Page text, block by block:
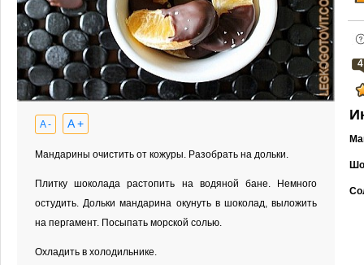
A - A +
Мандарины очистить от кожуры. Разобрать на дольки.
Плитку шоколада растопить на водяной бане. Немного
остудить. Дольки мандарина окунуть в шоколад, выложить
на пергамент. Посыпать морской солью.
Охладить в холодильнике.
4